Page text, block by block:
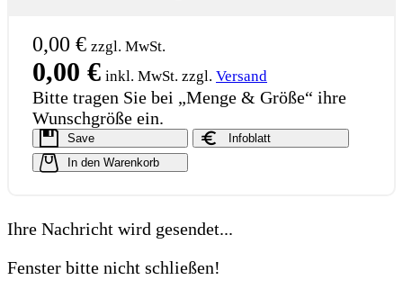
0,00 € zzgl. MwSt.
0,00 € inkl. MwSt. zzgl. Versand
Bitte tragen Sie bei „Menge & Größe“ ihre
Wunschgröße ein.
Save
Infoblatt
In den Warenkorb
Ihre Nachricht wird gesendet...
Fenster bitte nicht schließen!